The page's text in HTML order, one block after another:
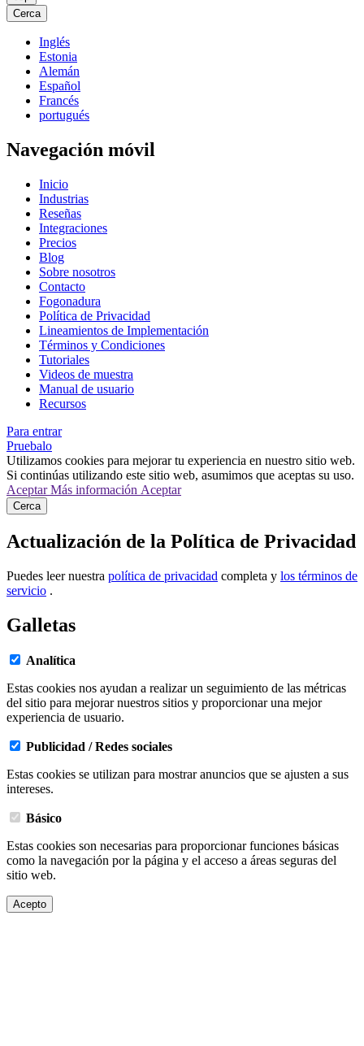
Cerca
Inglés
Estonia
Alemán
Español
Francés
portugués
Navegación móvil
Inicio
Industrias
Reseñas
Integraciones
Precios
Blog
Sobre nosotros
Contacto
Fogonadura
Política de Privacidad
Lineamientos de Implementación
Términos y Condiciones
Tutoriales
Videos de muestra
Manual de usuario
Recursos
Para entrar
Pruebalo
Utilizamos cookies para mejorar tu experiencia en nuestro sitio web.
Si continúas utilizando este sitio web, asumimos que aceptas su uso.
AceptarMás información Aceptar
Cerca
Actualización de la Política de Privacidad
Puedes leer nuestra política de privacidad completa y los términos de
servicio .
Galletas
Analítica
Estas cookies nos ayudan a realizar un seguimiento de las métricas
del sitio para mejorar nuestros sitios y proporcionar una mejor
experiencia de usuario.
Publicidad / Redes sociales
Estas cookies se utilizan para mostrar anuncios que se ajusten a sus
intereses.
Básico
Estas cookies son necesarias para proporcionar funciones básicas
como la navegación por la página y el acceso a áreas seguras del
sitio web.
Acepto